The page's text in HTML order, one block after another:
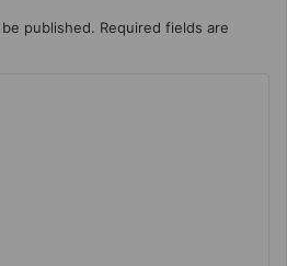
published. Required fields are